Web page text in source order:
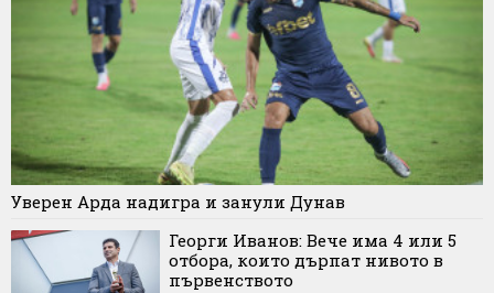
Уверен Арда надигра и занули Дунав
Георги Иванов: Вече има 4 или 5
отбора, които дърпат нивото в
първенството